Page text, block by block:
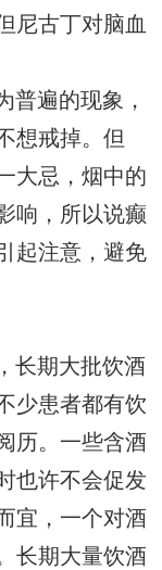
尼古丁对脑血
普遍的现象，
想戒掉。但
大忌，烟中的
响，所以说癫
起注意，避免
长期大批饮酒
少患者都有饮
历。一些含酒
也许不会促发
宜，一个对酒
长期大量饮酒